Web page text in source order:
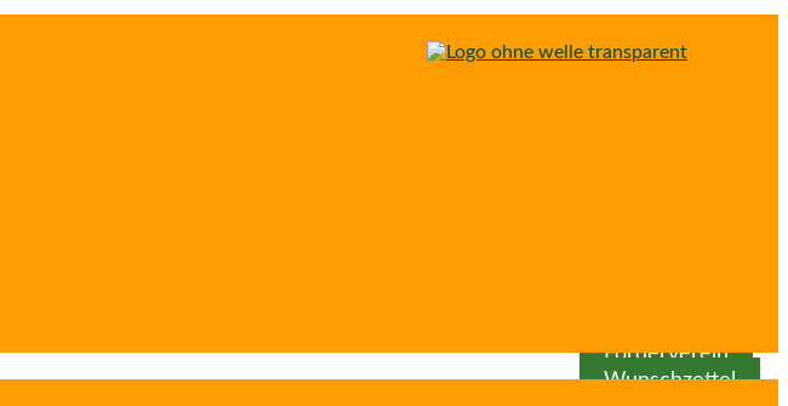
Förderverein
Wunschzettel